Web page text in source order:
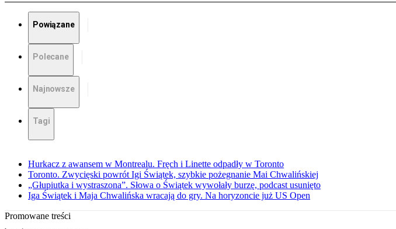
Powiązane
Polecane
Najnowsze
Tagi
Hurkacz z awansem w Montrealu. Fręch i Linette odpadły w Toronto
Toronto. Zwycięski powrót Igi Świątek, szybkie pożegnanie Mai Chwalińskiej
„Głupiutka i wystraszona”. Słowa o Świątek wywołały burzę, podcast usunięto
Iga Świątek i Maja Chwalińska wracają do gry. Na horyzoncie już US Open
Promowane treści